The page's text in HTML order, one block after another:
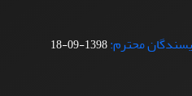
محترم:1398-09-18